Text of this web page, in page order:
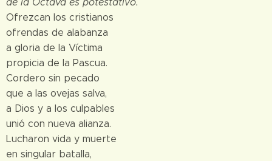
de la Octava es potestativo.
Ofrezcan los cristianos
ofrendas de alabanza
a gloria de la Víctima
propicia de la Pascua.
Cordero sin pecado
que a las ovejas salva,
a Dios y a los culpables
unió con nueva alianza.
Lucharon vida y muerte
en singular batalla,